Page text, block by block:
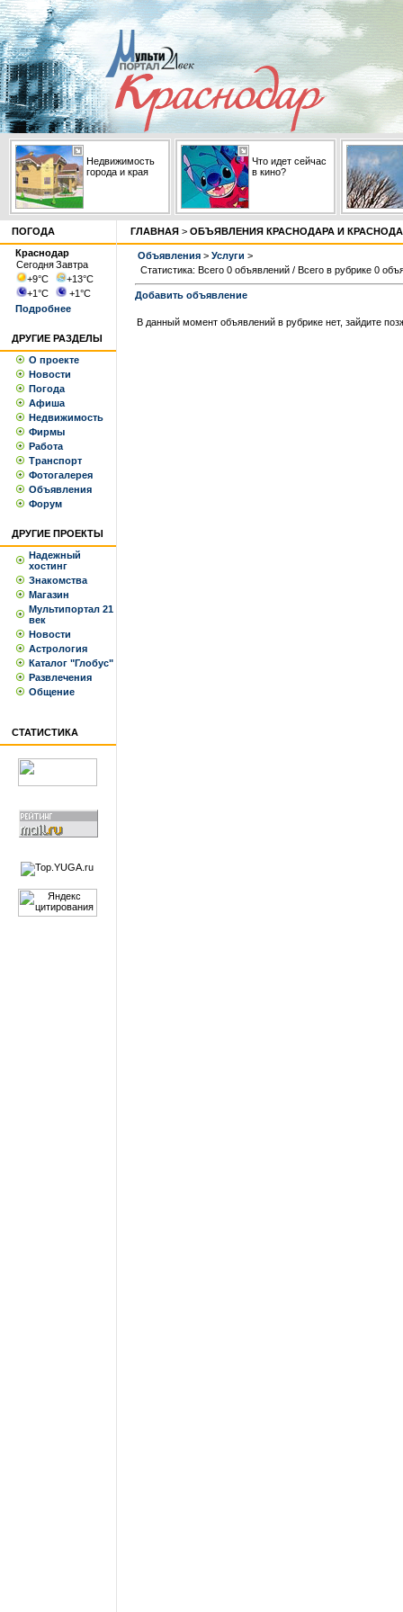
Недвижимость
города и края
Что идет сейчас
в кино?
ПОГОДА
Краснодар
СегодняЗавтра
+9°С +13°С
+1°С +1°С
Подробнее
ДРУГИЕ РАЗДЕЛЫ
О проекте
Новости
Погода
Афиша
Недвижимость
Фирмы
Работа
Транспорт
Фотогалерея
Объявления
Форум
ДРУГИЕ ПРОЕКТЫ
Надежный
хостинг
Знакомства
Магазин
Мультипортал 21
век
Новости
Астрология
Каталог "Глобус"
Развлечения
Общение
СТАТИСТИКА
ГЛАВНАЯ > ОБЪЯВЛЕНИЯ КРАСНОДАРА И
Объявления > Услуги >
Статистика: Всего 0 объявлений / Всего в рубрике 0
Добавить объявление
В данный момент объявлений в рубрике нет, зайдите